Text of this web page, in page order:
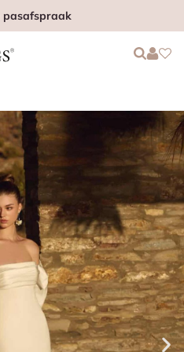
pasafspraak
Login
Login